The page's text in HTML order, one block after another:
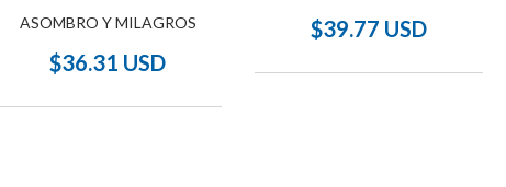
ASOMBRO Y MILAGROS
$36.31 USD
$39.77 USD